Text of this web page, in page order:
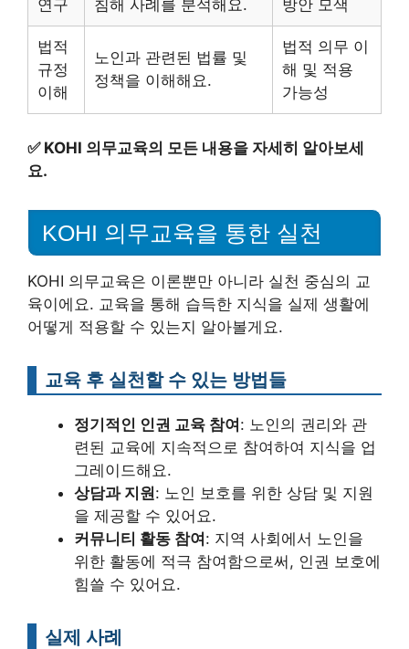
연구 침해 사례를 분석해요. 방안 모색
법적
규정
이해
노인과 관련된 법률 및
정책을 이해해요.
법적 의무 이
해 및 적용
가능성
✅ KOHI 의무교육의 모든 내용을 자세히 알아보세
요.
KOHI 의무교육을 통한 실천
KOHI 의무교육은 이론뿐만 아니라 실천 중심의 교
육이에요. 교육을 통해 습득한 지식을 실제 생활에
어떻게 적용할 수 있는지 알아볼게요.
교육 후 실천할 수 있는 방법들
정기적인 인권 교육 참여: 노인의 권리와 관
련된 교육에 지속적으로 참여하여 지식을 업
그레이드해요.
상담과 지원: 노인 보호를 위한 상담 및 지원
을 제공할 수 있어요.
커뮤니티 활동 참여: 지역 사회에서 노인을
위한 활동에 적극 참여함으로써, 인권 보호에
힘쓸 수 있어요.
실제 사례